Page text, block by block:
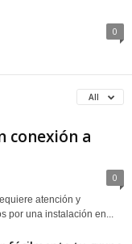
0
All
conexión a
0
atención y
por una instalación en...